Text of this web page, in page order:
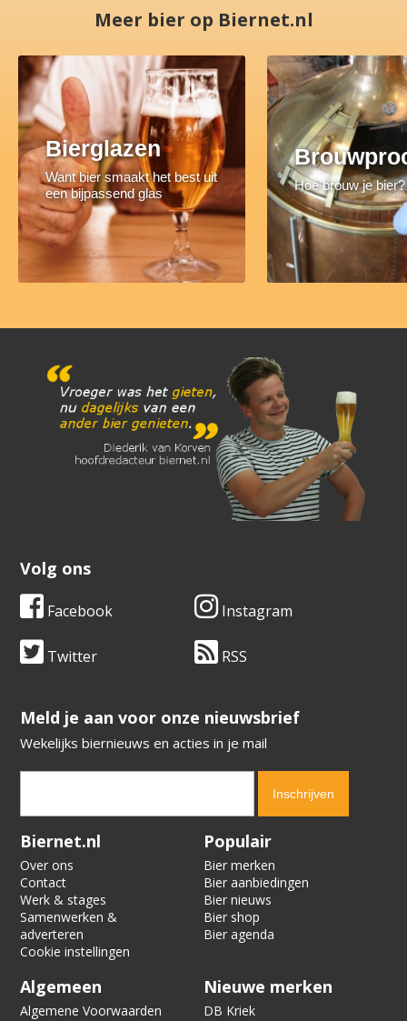
Meer bier op Biernet.nl
Bierglazen
Want bier smaakt het best uit
een bijpassend glas
Hoe brouw je bier?
Volg ons
Facebook Instagram
Twitter RSS
​​​​​​​Meld je aan voor onze nieuwsbrief
Wekelijks biernieuws en acties in je mail
Verification code:
Biernet.nl
Over ons
Contact
Werk & stages
Samenwerken &
adverteren
Cookie instellingen
Populair
Bier merken
Bier aanbiedingen
Bier nieuws
Bier shop
Bier agenda
Algemeen
Algemene Voorwaarden
Nieuwe merken
DB Kriek